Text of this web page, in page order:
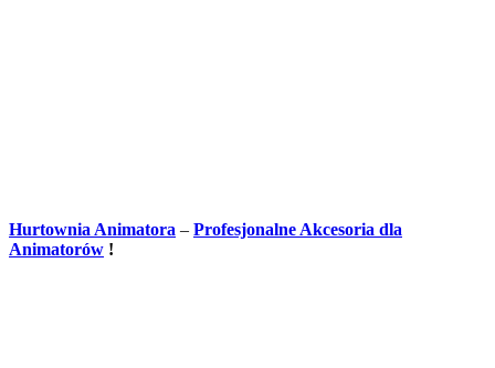
Hurtownia Animatora – Profesjonalne Akcesoria dla
Animatorów !